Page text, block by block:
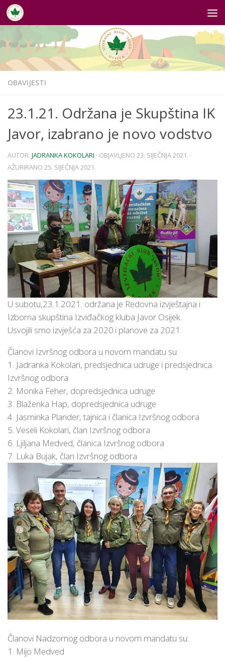
Skip to content
OBAVIJESTI
23.1.21. Održana je Skupština IK
Javor, izabrano je novo vodstvo
AUTOR: JADRANKA KOKOLARI · OBJAVLJENO 23. SIJEČNJA 2021. ·
AŽURIRANO 25. SIJEČNJA 2021.
U subotu,23.1.2021. održana je Redovna izvještajna i
Izborna skupština Izviđačkog kluba Javor Osijek.
Usvojili smo izvješća za 2020.i planove za 2021.
Članovi Izvršnog odbora u novom mandatu su:
1. Jadranka Kokolari, predsjednica udruge i predsjednica
Izvršnog odbora
2. Monika Feher, dopredsjednica udruge
3. Blaženka Hap, dopredsjednica udruge
4. Jasminka Plander, tajnica i članica Izvršnog odbora
5. Veseli Kokolari, član Izvršnog odbora
6. Ljiljana Medved, članica Izvršnog odbora
7. Luka Bujak, član Izvršnog odbora
Članovi Nadzornog odbora u novom mandatu su:
1. Mijo Medved